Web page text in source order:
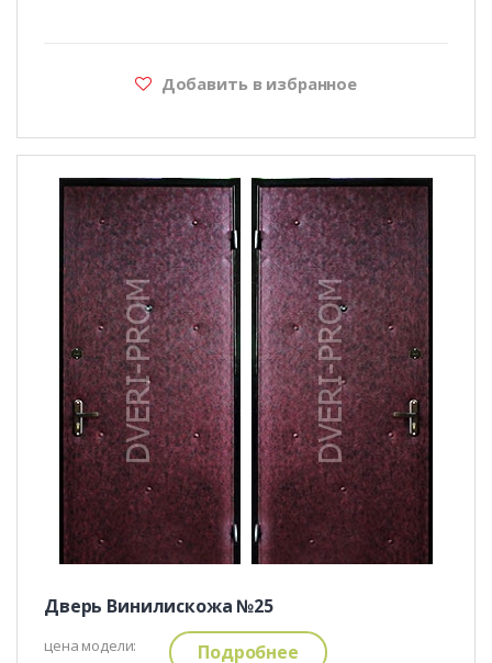
Добавить в избранное
Дверь Винилискожа №25
цена модели: Подробнее